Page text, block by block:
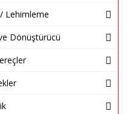
Lehimleme
Dönüştürücü